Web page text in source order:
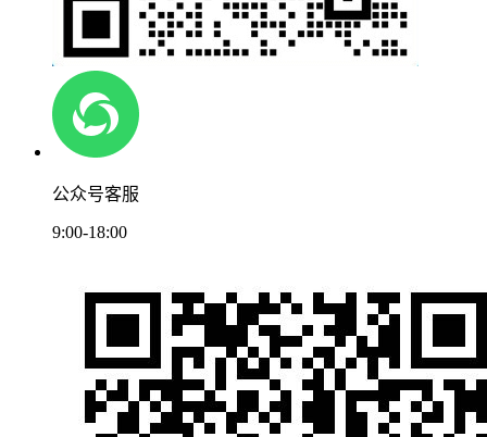
公众号客服
9:00-18:00